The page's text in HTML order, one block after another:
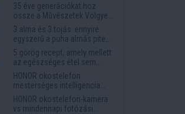
35 éve generációkat hoz
össze a Művészetek Völgye
– megvan a 2027-es időpont
és a bérletár
3 alma és 3 tojás: ennyire
egyszerű a puha almás pite
titka
5 görög recept, amely mellett
az egészséges étel sem
tűnik lemondásnak
HONOR okostelefon
mesterséges intelligencia
funkciók, amelyek
megkönnyítik az életet
HONOR okostelefon-kamera
vs mindennapi fotózási